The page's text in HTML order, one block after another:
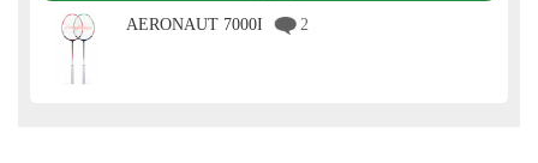
AERONAUT 7000I 2